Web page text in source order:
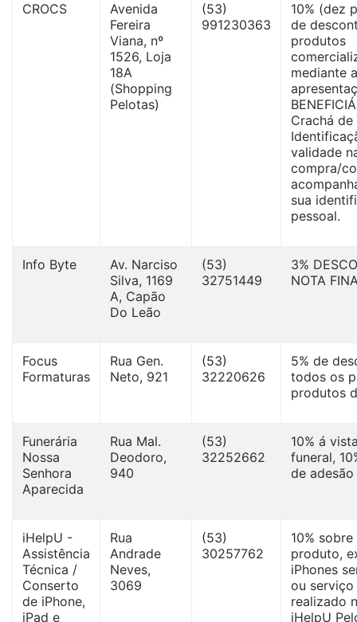
CROCS
Avenida
Fereira
Viana, nº
1526, Loja
18A
(Shopping
Pelotas)
(53)
991230363
10% (dez
de
produtos
mediante a
Crachá de
validade
compra/
sua
pessoal.
Info Byte
Av. Narciso
Silva, 1169
A, Capão
Do Leão
(53)
32751449
3%
NOTA
Focus
Formaturas
Rua Gen.
Neto, 921
(53)
32220626
5% de
todos os
produtos
Funerária
Nossa
Senhora
Aparecida
Rua Mal.
Deodoro,
940
(53)
32252662
10% á
funeral,
de adesão
iHelpU -
Assistência
Técnica /
Conserto
de iPhone,
iPad e
Rua
Andrade
Neves,
3069
(53)
30257762
10%
produto,
iPhones
ou serviço
realizado
iHelpU